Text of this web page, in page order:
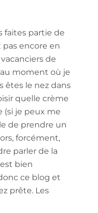
faites partie de
encore en
de
moment où je
êtes le nez dans
quelle crème
(si je peux me
de prendre un
forcément,
parler de la
bien
ce blog et
prête. Les